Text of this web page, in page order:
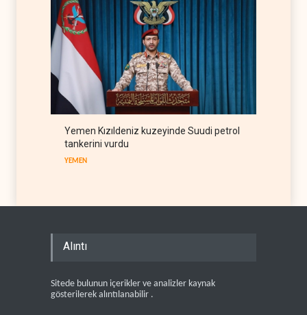
Yemen Kızıldeniz kuzeyinde Suudi petrol
tankerini vurdu
YEMEN
Alıntı
Sitede bulunun içerikler ve analizler kaynak
gösterilerek alıntılanabilir .